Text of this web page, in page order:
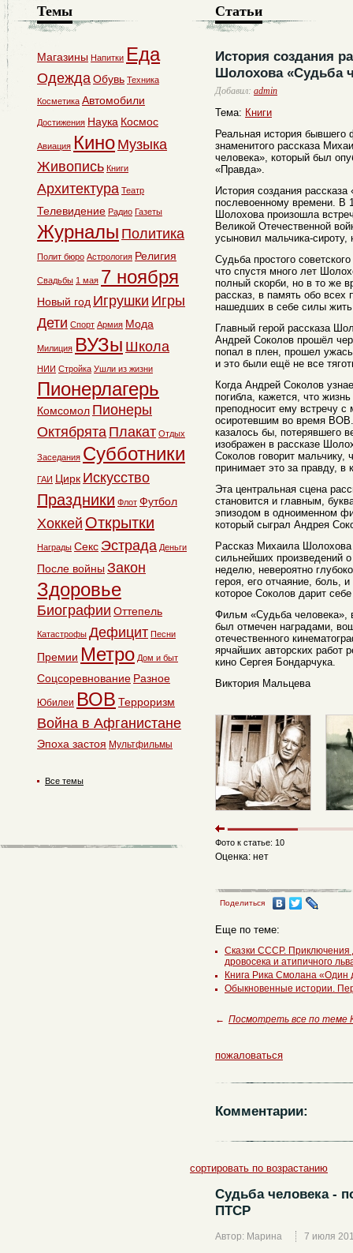
Статьи
История создания
Шолохова «Судьба
Добавил: admin
Тема: Книги
Реальная история бывшего
знаменитого рассказа
человека», который был
«Правда».
История создания
послевоенному времени. В
Шолохова произошла
Великой Отечественной
усыновил мальчика-сироту,
Судьба простого
что спустя много лет
полный скорби, но в то же
рассказ, в память обо всех
нашедших в себе силы жить
Главный герой рассказа
Андрей Соколов прошёл
попал в плен, прошел
и это были ещё не все
Когда Андрей Соколов
погибла, кажется, что
преподносит ему встречу
осиротевшим во время ВОВ.
казалось бы, потерявшего
изображен в рассказе
Соколов говорит мальчику,
принимает это за правду, в
Эта центральная сцена
становится и главным,
эпизодом в одноименном
который сыграл Андрея
Рассказ Михаила
сильнейших произведений
неделю, невероятно
героя, его отчаяние, боль,
которое Соколов дарит
Фильм «Судьба человека»,
был отмечен наградами,
отечественного
ярчайших авторских работ
кино Сергея Бондарчука.
Виктория Мальцева
Фото к статье: 10
Оценка: нет
Поделиться
Еще по теме:
Сказки СССР. Приключения
дровосека и атипичного
Книга Рика Смолана
Обыкновенные истории.
← Посмотреть все по теме
пожаловаться
Комментарии:
сортировать по возрастанию
Судьба человека -
ПТСР
Автор: Марина 7 июля
Темы
Магазины Напитки Еда
ОдеждаОбувь Техника
Косметика Автомобили
Достижения Наука Космос
Авиация Кино Музыка
Живопись Книги
Архитектура Театр
Телевидение Радио Газеты
Журналы Политика
Полит бюро Астрология Религия
Свадьбы 1 мая 7 ноября
Новый год Игрушки Игры
Дети Спорт Армия Мода
Милиция ВУЗы Школа
НИИ Стройка Ушли из жизни
Пионерлагерь
Комсомол Пионеры
Октябрята Плакат Отдых
Заседания Субботники
ГАИ Цирк Искусство
Праздники Флот Футбол
Хоккей Открытки
Награды Секс Эстрада Деньги
После войны Закон
Здоровье
Биографии Оттепель
Катастрофы Дефицит Песни
Премии Метро Дом и быт
Соцсоревнование Разное
Юбилеи ВОВ Терроризм
Война в Афганистане
Эпоха застоя Мультфильмы
Все темы